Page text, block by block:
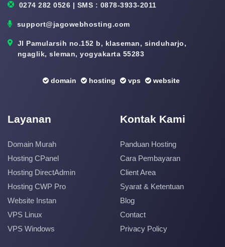
0274 282 0526 | SMS : 0878-3933-2011
support@jagowebhosting.com
Jl Pamularsih no.152 b, klaseman, sinduharjo,
ngaglik, sleman, yogyakarta 55283
domain hosting vps website
Layanan
Domain Murah
Hosting CPanel
Hosting DirectAdmin
Hosting CWP Pro
Website Instan
VPS Linux
VPS Windows
Kontak Kami
Panduan Hosting
Cara Pembayaran
Client Area
Syarat & Ketentuan
Blog
Contact
Privacy Policy